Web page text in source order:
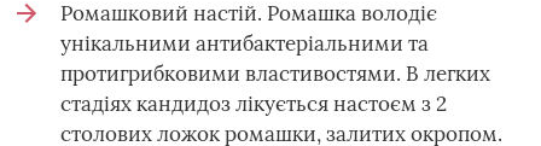
Ромашковий настій. Ромашка володіє
унікальними антибактеріальними та
протигрибковими властивостями. В легких
стадіях кандидоз лікується настоєм з 2
столових ложок ромашки, залитих окропом.